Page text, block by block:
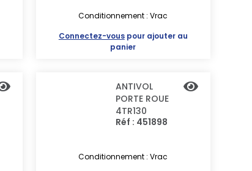
Conditionnement : Vrac
Connectez-vouspour ajouter au
panier
ANTIVOL
PORTE ROUE
4TR130
Réf : 451898
Conditionnement : Vrac